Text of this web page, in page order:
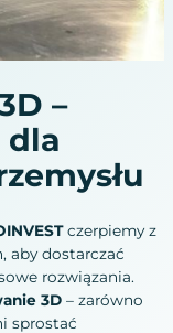
–
dla
czerpiemy z
aby dostarczać
rozwiązania.
3D – zarówno
sprostać